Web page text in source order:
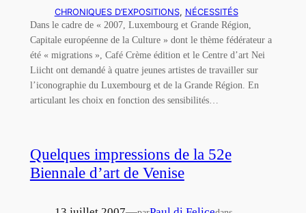
CHRONIQUES D’EXPOSITIONS, NÉCESSITÉS
Dans le cadre de « 2007, Luxembourg et Grande Région,
Capitale européenne de la Culture » dont le thème fédérateur a
été « migrations », Café Crème édition et le Centre d’art Nei
Liicht ont demandé à quatre jeunes artistes de travailler sur
l’iconographie du Luxembourg et de la Grande Région. En
articulant les choix en fonction des sensibilités…
Quelques impressions de la 52e
Biennale d’art de Venise